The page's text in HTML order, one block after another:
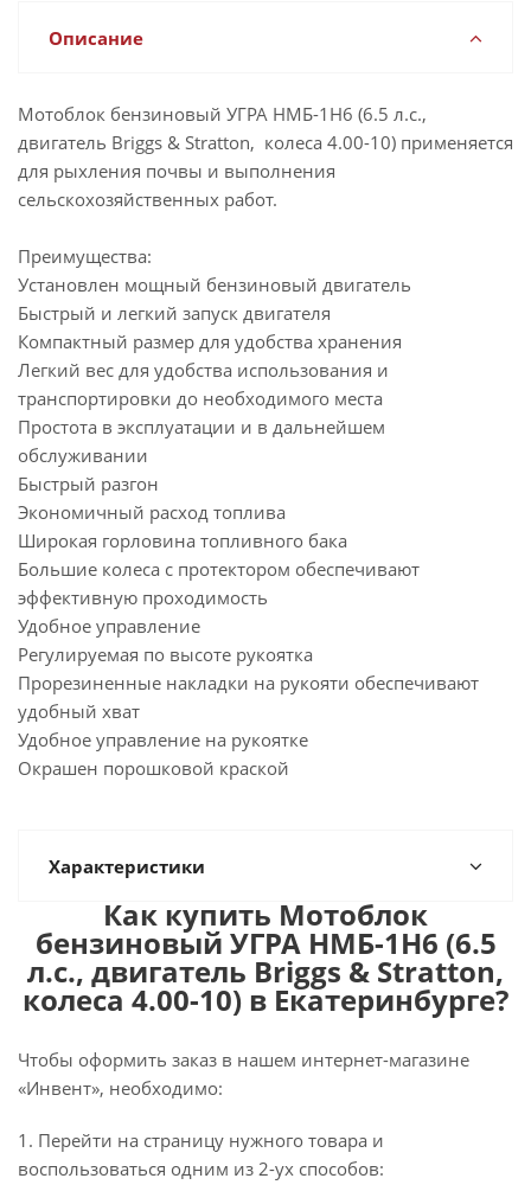
Описание
Мотоблок бензиновый УГРА НМБ-1Н6 (6.5 л.с.,
двигатель Briggs & Stratton, колеса 4.00-10) применяется
для рыхления почвы и выполнения
сельскохозяйственных работ.
Преимущества:
Установлен мощный бензиновый двигатель
Быстрый и легкий запуск двигателя
Компактный размер для удобства хранения
Легкий вес для удобства использования и
транспортировки до необходимого места
Простота в эксплуатации и в дальнейшем
обслуживании
Быстрый разгон
Экономичный расход топлива
Широкая горловина топливного бака
Большие колеса с протектором обеспечивают
эффективную проходимость
Удобное управление
Регулируемая по высоте рукоятка
Прорезиненные накладки на рукояти обеспечивают
удобный хват
Удобное управление на рукоятке
Окрашен порошковой краской
Характеристики
Как купить Мотоблок
бензиновый УГРА НМБ-1Н6 (6.5
л.с., двигатель Briggs & Stratton,
колеса 4.00-10) в Екатеринбурге?
Чтобы оформить заказ в нашем интернет-магазине
«Инвент», необходимо:
1. Перейти на страницу нужного товара и
воспользоваться одним из 2-ух способов: